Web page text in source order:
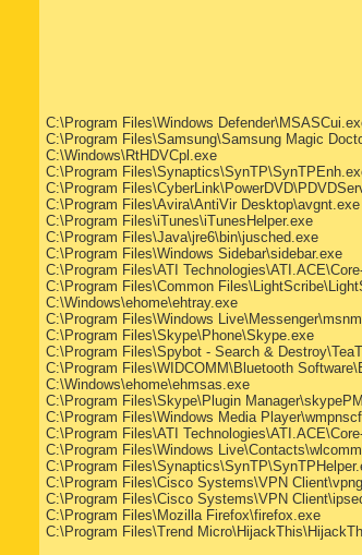
C:\Program Files\Windows
C:\Program Files\Samsung\Samsung Magic
C:\Windows\RtHDVCpl.exe
C:\Program
C:\Program
C:\Program Files\Avira\AntiVir Desktop\avgnt.exe
C:\Program Files\iTunes\iTunesHelper.exe
C:\Program Files\Java\jre6\bin\jusched.exe
C:\Program Files\Windows Sidebar\sidebar.exe
C:\Program Files\ATI
C:\Program Files\Common
C:\Windows\ehome\ehtray.exe
C:\Program Files\Windows
C:\Program Files\Skype\Phone\Skype.exe
C:\Program Files\Spybot - Search &
C:\Program Files\WIDCOMM\Bluetooth
C:\Windows\ehome\ehmsas.exe
C:\Program Files\Skype\Plugin
C:\Program Files\Windows Media
C:\Program Files\ATI
C:\Program Files\Windows
C:\Program
C:\Program Files\Cisco Systems\VPN
C:\Program Files\Cisco Systems\VPN
C:\Program Files\Mozilla Firefox\firefox.exe
C:\Program Files\Trend